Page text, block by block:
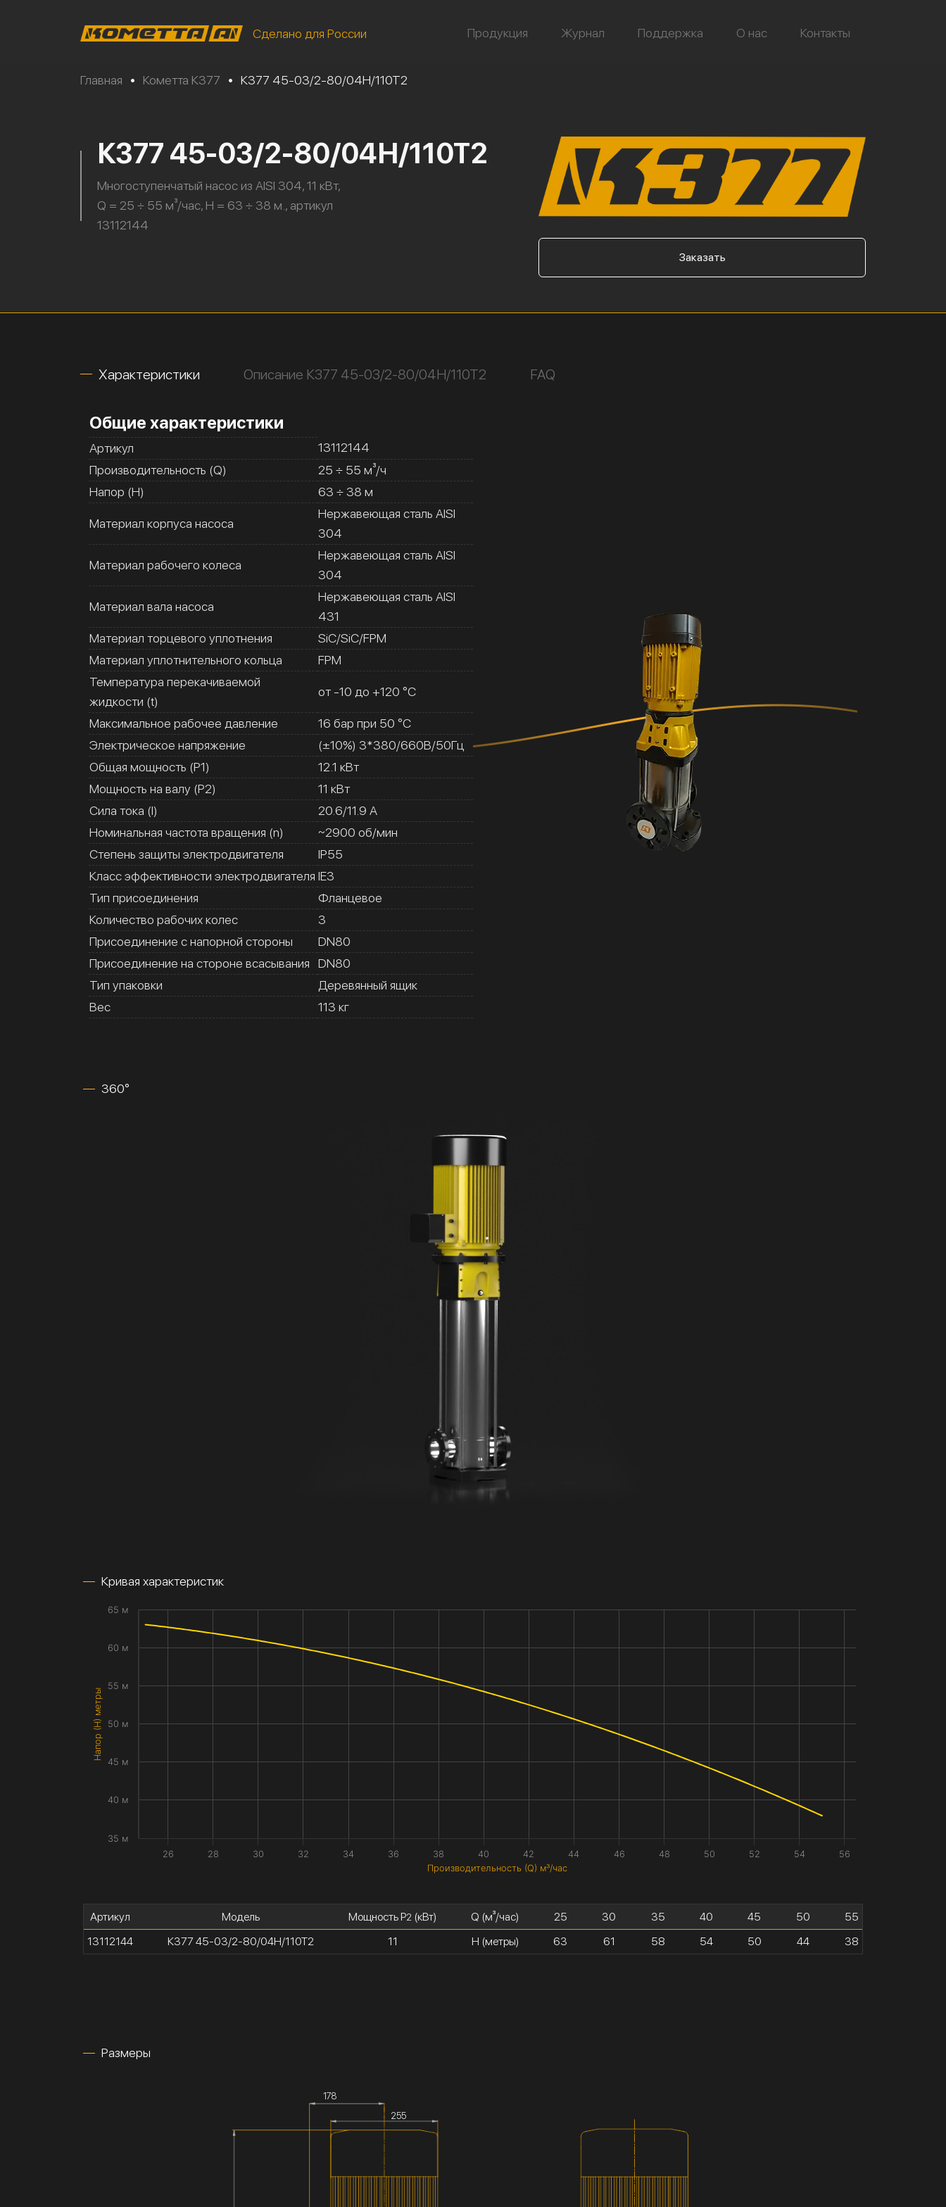
Сделано для России Продукция Журнал Поддержка О нас Контакты
Главная • Кометта К377 • К377 45-03/2-80/04Н/110Т2
К377 45-03/2-80/04Н/110Т2
Многоступенчатый насос из AISI 304, 11 кВт,
Q = 25 ÷ 55 м³/час, H = 63 ÷ 38 м., артикул
13112144
Заказать
Характеристики Описание К377 45-03/2-80/04Н/110Т2 FAQ
Общие характеристики
Артикул
13112144
Производительность (Q)
25 ÷ 55 м³/ч
Напор (H)
63 ÷ 38 м
Материал корпуса насоса
Нержавеющая сталь AISI
304
Материал рабочего колеса
Нержавеющая сталь AISI
304
Материал вала насоса
Нержавеющая сталь AISI
431
Материал торцевого уплотнения
SiC/SiC/FPM
Материал уплотнительного кольца
FPM
Температура перекачиваемой
жидкости (t)
от -10 до +120 °C
Максимальное рабочее давление
16 бар при 50 °C
Электрическое напряжение
(±10%) 3*380/660В/50Гц
Общая мощность (Р1)
12.1 кВт
Мощность на валу (Р2)
11 кВт
Сила тока (I)
20.6/11.9 A
Номинальная частота вращения (n)
~2900 об/мин
Степень защиты электродвигателя
IP55
Класс эффективности электродвигателя IE3
Тип присоединения
Фланцевое
Количество рабочих колес
3
Присоединение с напорной стороны
DN80
Присоединение на стороне всасывания
DN80
Тип упаковки
Деревянный ящик
Вес
113 кг
360°
Кривая характеристик
Производительность (Q) м³/час
Напор (H) метры
26 28 30 32 34 36 38 40 42 44 46 48 50 52 54 56
35 м
40 м
45 м
50 м
55 м
60 м
65 м
Артикул
13112144
Модель
К377 45-03/2-80/04Н/110Т2
Мощность P2 (кВт)
11
Q (м³/час)
H (метры)
25
63
30
61
35
58
40
54
45
50
50
44
55
38
Размеры
178
255